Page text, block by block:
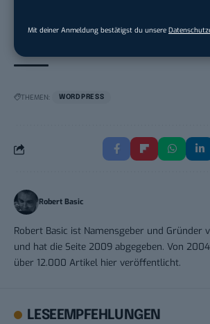
Mit deiner Anmeldung bestätigst du unsere
THEMEN: WORDPRESS
Robert Basic
Robert Basic ist Namensgeber und Gründer
und hat die Seite 2009 abgegeben. Von
über 12.000 Artikel hier veröffentlicht.
LESEEMPFEHLUNGEN